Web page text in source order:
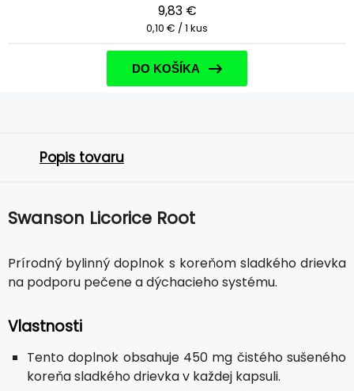
9,83 €
0,10 € / 1 kus
DO KOŠÍKA
Popis tovaru
Swanson Licorice Root
Prírodný bylinný doplnok s koreňom sladkého drievka
na podporu pečene a dýchacieho systému.
Vlastnosti
Tento doplnok obsahuje 450 mg čistého sušeného
koreňa sladkého drievka v každej kapsuli.